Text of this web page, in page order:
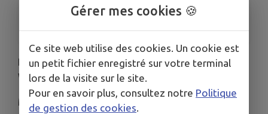
ORGANISÉ PAR
Peintures d'hier et d'aujourd'hui, exposition de
Walter CIANDRINI avec l'artiste lui-même.
Moment musical et méditatif.
Gérer mes cookies 🍪
Ce site web utilise des cookies. Un cookie est
un petit fichier enregistré sur votre terminal
lors de la visite sur le site.
Pour en savoir plus, consultez notre Politique
de gestion des cookies